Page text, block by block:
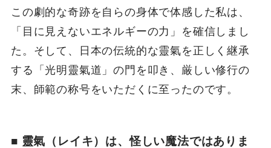
この劇的な奇跡を自らの身体で体感した私は、
「目に見えないエネルギーの力」を確信しまし
た。そして、日本の伝統的な靈氣を正しく継承
する「光明靈氣道」の門を叩き、厳しい修行の
末、師範の称号をいただくに至ったのです。
■ 靈氣（レイキ）は、怪しい魔法ではありま